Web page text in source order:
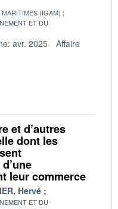
(IGAM)
ET DU
avr. 2025
Affaire
et d’autres
dont les
leur commerce
Hervé
ET DU